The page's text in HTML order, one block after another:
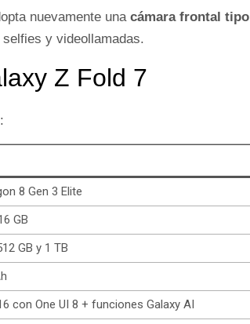
nuevamente una cámara frontal tipo
y videollamadas.
Z Fold 7
8 Gen 3 Elite
GB
GB y 1 TB
con One UI 8 + funciones Galaxy AI